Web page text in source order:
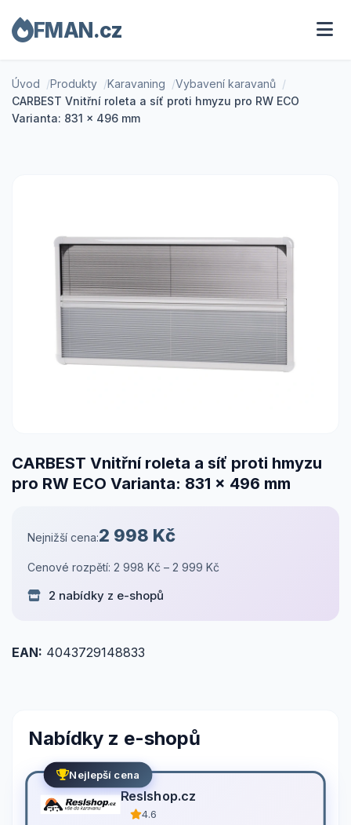
FMAN.cz
Úvod Produkty Karavaning
Vybavení karavanů
CARBEST Vnitřní roleta a síť proti hmyzu pro RW ECO
Varianta: 831 x 496 mm
CARBEST Vnitřní roleta a síť proti hmyzu
pro RW ECO Varianta: 831 x 496 mm
Nejnižší cena:2 998 Kč
Cenové rozpětí: 2 998 Kč – 2 999 Kč
2 nabídky z e-shopů
EAN: 4043729148833
Nabídky z e-shopů
Nejlepší cena
Reslshop.cz
4.6